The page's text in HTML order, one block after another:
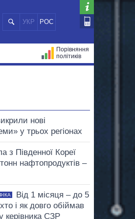
УКР РОС
Порівняння
політиків
нові
у трьох регіонах
з Південної Кореї
нафтопродуктів –
Від 1 місяця – до 5
і як довго обіймав
керівника СЗР